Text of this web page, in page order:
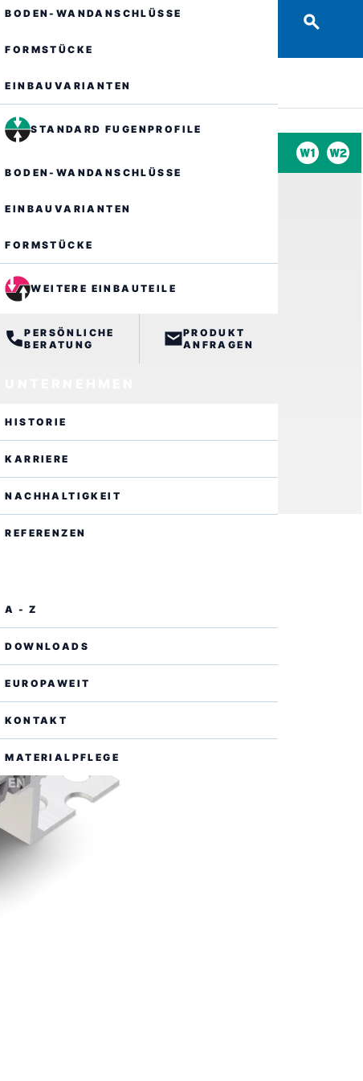
BODEN-WANDANSCHLÜSSE
FORMSTÜCKE
EINBAUVARIANTEN
STANDARD FUGENPROFILE
BODEN-WANDANSCHLÜSSE
EINBAUVARIANTEN
FORMSTÜCKE
WEITERE EINBAUTEILE
PERSÖNLICHE
BERATUNG
PRODUKT
ANFRAGEN
HISTORIE
KARRIERE
NACHHALTIGKEIT
REFERENZEN
A - Z
DOWNLOADS
EUROPAWEIT
KONTAKT
MATERIALPFLEGE
EN